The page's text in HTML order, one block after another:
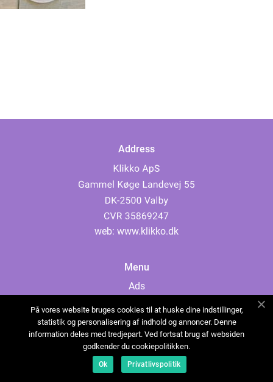
Address
web: www.klikko.dk
Menu
Ads
Cookies
Contact
Sitemap
På vores website bruges cookies til at huske dine indstillinger,
statistik og personalisering af indhold og annoncer. Denne
information deles med tredjepart. Ved fortsat brug af websiden
godkender du cookiepolitikken.
Ok Privatlivspolitik